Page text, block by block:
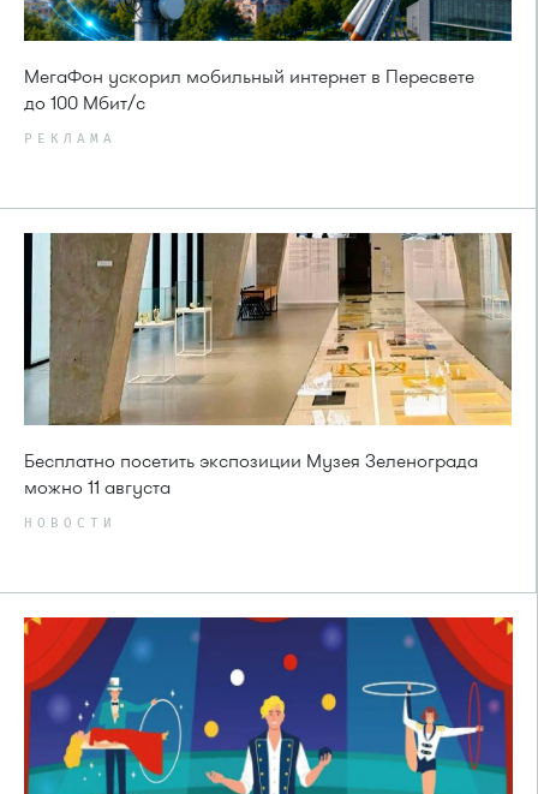
МегаФон ускорил мобильный интернет в Пересвете
до 100 Мбит/с
РЕКЛАМА
Бесплатно посетить экспозиции Музея Зеленограда
можно 11 августа
НОВОСТИ